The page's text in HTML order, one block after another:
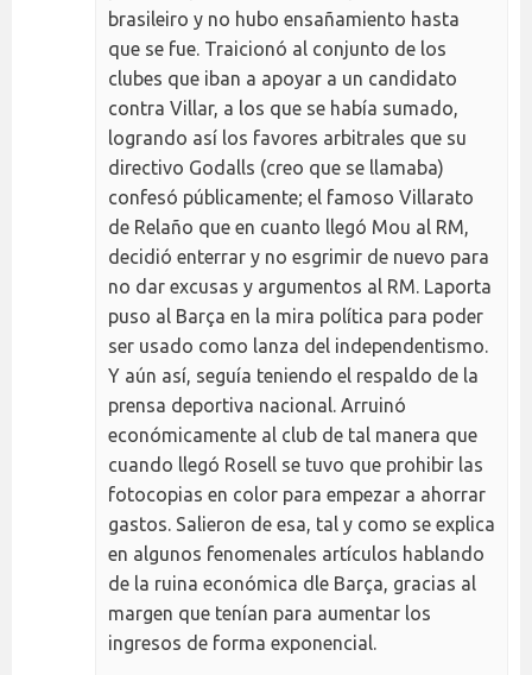
brasileiro y no hubo ensañamiento hasta
que se fue. Traicionó al conjunto de los
clubes que iban a apoyar a un candidato
contra Villar, a los que se había sumado,
logrando así los favores arbitrales que su
directivo Godalls (creo que se llamaba)
confesó públicamente; el famoso Villarato
de Relaño que en cuanto llegó Mou al RM,
decidió enterrar y no esgrimir de nuevo para
no dar excusas y argumentos al RM. Laporta
puso al Barça en la mira política para poder
ser usado como lanza del independentismo.
Y aún así, seguía teniendo el respaldo de la
prensa deportiva nacional. Arruinó
económicamente al club de tal manera que
cuando llegó Rosell se tuvo que prohibir las
fotocopias en color para empezar a ahorrar
gastos. Salieron de esa, tal y como se explica
en algunos fenomenales artículos hablando
de la ruina económica dle Barça, gracias al
margen que tenían para aumentar los
ingresos de forma exponencial.